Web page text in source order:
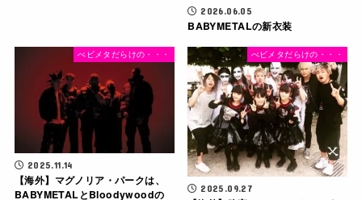
2026.06.05
BABYMETALの新衣装
べビメタだらけの・・・
2025.11.14
【海外】マグノリア・パークは、
BABYMETALとBloodywoodの
べビメタだらけの・・・
2025.09.27